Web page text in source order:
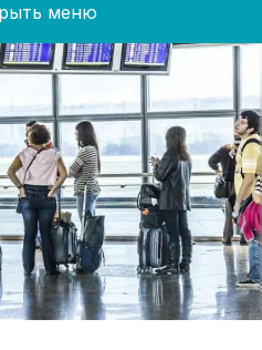
меню